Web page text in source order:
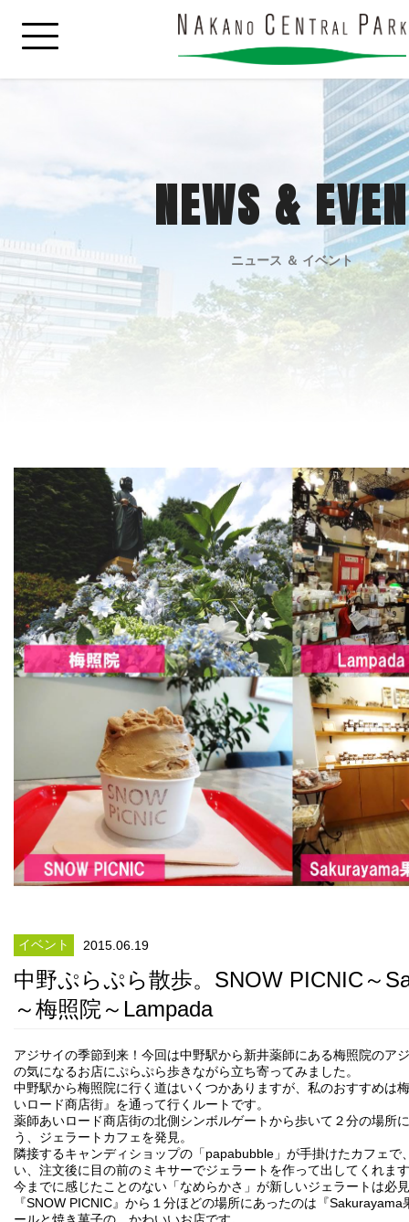
NEWS &
ニュース ＆ イベント
イベント 2015.06.19
中野ぷらぷら散歩。SNOW PICNIC～
～梅照院～Lampada
アジサイの季節到来！今回は中野駅から新井薬師にある梅照院のア
の気になるお店にぷらぷら歩きながら立ち寄ってみました。
中野駅から梅照院に行く道はいくつかありますが、私のおすすめは
いロード商店街』を通って行くルートです。
薬師あいロード商店街の北側シンボルゲートから歩いて２分の場所
う、ジェラートカフェを発見。
隣接するキャンディショップの「papabubble」が手掛けたカフェで
い、注文後に目の前のミキサーでジェラートを作って出してくれま
今までに感じたことのない「なめらかさ」が新しいジェラートは必
『SNOW PICNIC』から１分ほどの場所にあったのは『
ールと焼き菓子の、かわいいお店です。